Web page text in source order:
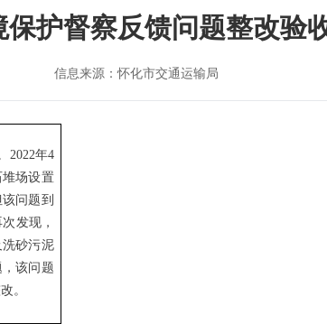
护督察反馈问题整改验
信息来源：怀化市交通运输局
2022年4
场设置
问题到
发现，
砂污泥
该问题
。